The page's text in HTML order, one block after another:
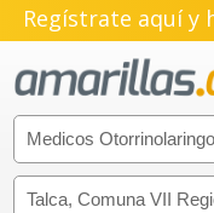
Regístrate aquí y